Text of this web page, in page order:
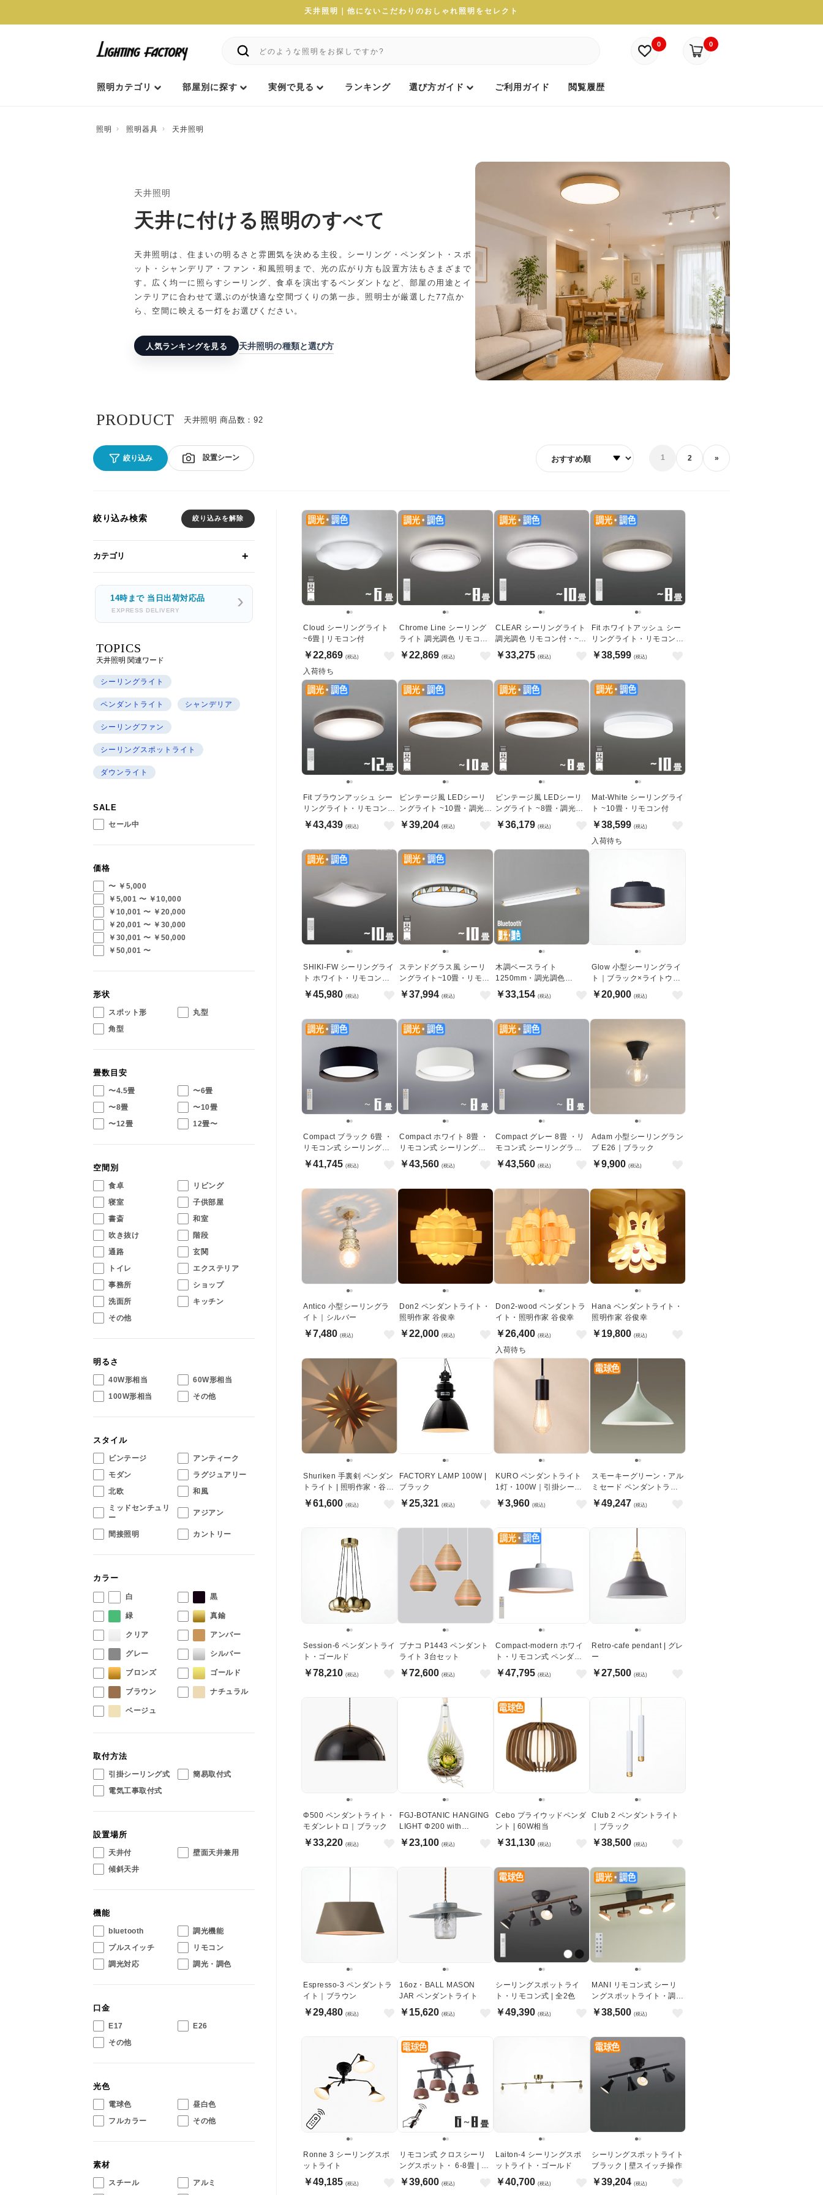
天井照明｜他にないこだわりのおしゃれ照明をセレクト
0 0
照明カテゴリ 部屋別に探す 実例で見る ランキング 選び方ガイド ご利用ガイド 閲覧履歴
照明 照明器具 天井照明
天井照明
天井に付ける照明のすべて
天井照明は、住まいの明るさと雰囲気を決める主役。シーリング・ペンダント・スポ
ット・シャンデリア・ファン・和風照明まで、光の広がり方も設置方法もさまざまで
す。広く均一に照らすシーリング、食卓を演出するペンダントなど、部屋の用途とイ
ンテリアに合わせて選ぶのが快適な空間づくりの第一歩。照明士が厳選した77点か
ら、空間に映える一灯をお選びください。
人気ランキングを見る 天井照明の種類と選び方
天井照明 商品数：92
PRODUCT
絞り込み 設置シーン
並び順
1 2 »
Cloud シーリングライト
~6畳 | リモコン付
￥22,869 (税込)
入荷待ち
Chrome Line シーリング
ライト 調光調色 リモコン
付｜〜8畳
￥22,869 (税込)
CLEAR シーリングライト
調光調色 リモコン付・~10
畳
￥33,275 (税込)
Fit ホワイトアッシュ シー
リングライト・リモコン式
｜〜8畳
￥38,599 (税込)
Fit ブラウンアッシュ シー
リングライト・リモコン式
｜〜12畳
￥43,439 (税込)
ビンテージ風 LEDシーリ
ングライト ~10畳・調光調
色リモコン式
￥39,204 (税込)
ビンテージ風 LEDシーリ
ングライト ~8畳・調光調
色リモコン式
￥36,179 (税込)
Mat-White シーリングライ
ト ~10畳・リモコン付
￥38,599 (税込)
入荷待ち
SHIKI-FW シーリングライ
ト ホワイト・リモコン付
｜〜10畳
￥45,980 (税込)
ステンドグラス風 シーリ
ングライト~10畳・リモコ
ン式
￥37,994 (税込)
木調ベースライト
1250mm・調光調色
Bluetooth｜ナチュラル
￥33,154 (税込)
Glow 小型シーリングライ
ト｜ブラック×ライトウッ
ド
￥20,900 (税込)
Compact ブラック 6畳 ・
リモコン式 シーリングラ
イト
￥41,745 (税込)
Compact ホワイト 8畳 ・
リモコン式 シーリングラ
イト
￥43,560 (税込)
Compact グレー 8畳 ・リ
モコン式 シーリングライ
ト
￥43,560 (税込)
Adam 小型シーリングラン
プ E26｜ブラック
￥9,900 (税込)
Antico 小型シーリングラ
イト｜シルバー
￥7,480 (税込)
Don2 ペンダントライト・
照明作家 谷俊幸
￥22,000 (税込)
Don2-wood ペンダントラ
イト・照明作家 谷俊幸
￥26,400 (税込)
入荷待ち
Hana ペンダントライト・
照明作家 谷俊幸
￥19,800 (税込)
Shuriken 手裏剣 ペンダン
トライト | 照明作家・谷俊
幸
￥61,600 (税込)
FACTORY LAMP 100W |
ブラック
￥25,321 (税込)
KURO ペンダントライト
1灯・100W｜引掛シーリ
ング式
￥3,960 (税込)
スモーキーグリーン・アル
ミセード ペンダントライ
ト 100W形
￥49,247 (税込)
Session-6 ペンダントライ
ト・ゴールド
￥78,210 (税込)
ブナコ P1443 ペンダント
ライト 3台セット
￥72,600 (税込)
Compact-modern ホワイ
ト・リモコン式 ペンダン
トライト ~8畳
￥47,795 (税込)
Retro-cafe pendant | グレ
ー
￥27,500 (税込)
Φ500 ペンダントライト・
モダンレトロ｜ブラック
￥33,220 (税込)
FGJ-BOTANIC HANGING
LIGHT Φ200 with
FAKEGREEN
￥23,100 (税込)
Cebo プライウッドペンダ
ント | 60W相当
￥31,130 (税込)
Club 2 ペンダントライト
｜ブラック
￥38,500 (税込)
Espresso-3 ペンダントラ
イト｜ブラウン
￥29,480 (税込)
16oz・BALL MASON
JAR ペンダントライト
￥15,620 (税込)
シーリングスポットライ
ト・リモコン式 | 全2色
￥49,390 (税込)
MANI リモコン式 シーリ
ングスポットライト・調光
調色｜ブロンズ
￥38,500 (税込)
Ronne 3 シーリングスポ
ットライト
￥49,185 (税込)
リモコン式 クロスシーリ
ングスポット・ 6-8畳 | ブ
ラウン×ブラック
￥39,600 (税込)
Laiton-4 シーリングスポ
ットライト・ゴールド
￥40,700 (税込)
シーリングスポットライト
ブラック | 壁スイッチ操作
￥39,204 (税込)
絞り込み検索 絞り込みを解除
カテゴリ
14時まで 当日出荷対応品
EXPRESS DELIVERY
天井照明 関連ワード
TOPICS
シーリングライト
ペンダントライト シャンデリア
シーリングファン
シーリングスポットライト
ダウンライト
SALE
セール中
価格
〜 ￥5,000
￥5,001 〜 ￥10,000
￥10,001 〜 ￥20,000
￥20,001 〜 ￥30,000
￥30,001 〜 ￥50,000
￥50,001 〜
形状
スポット形
丸型
角型
畳数目安
〜4.5畳
〜6畳
〜8畳
〜10畳
〜12畳
12畳〜
空間別
食卓
リビング
寝室
子供部屋
書斎
和室
吹き抜け
階段
通路
玄関
トイレ
エクステリア
事務所
ショップ
洗面所
キッチン
その他
明るさ
40W形相当
60W形相当
100W形相当
その他
スタイル
ビンテージ
アンティーク
モダン
ラグジュアリー
北欧
和風
ミッドセンチュリ
ー
アジアン
間接照明 カントリー
カラー
白 黒
緑 真鍮
クリア アンバー
グレー シルバー
ブロンズ ゴールド
ブラウン ナチュラル
ベージュ
取付方法
引掛シーリング式
簡易取付式
電気工事取付式
設置場所
天井付
壁面天井兼用
傾斜天井
機能
bluetooth
調光機能
プルスイッチ
リモコン
調光対応
調光・調色
口金
E17
E26
その他
光色
電球色
昼白色
フルカラー
その他
素材
スチール
アルミ